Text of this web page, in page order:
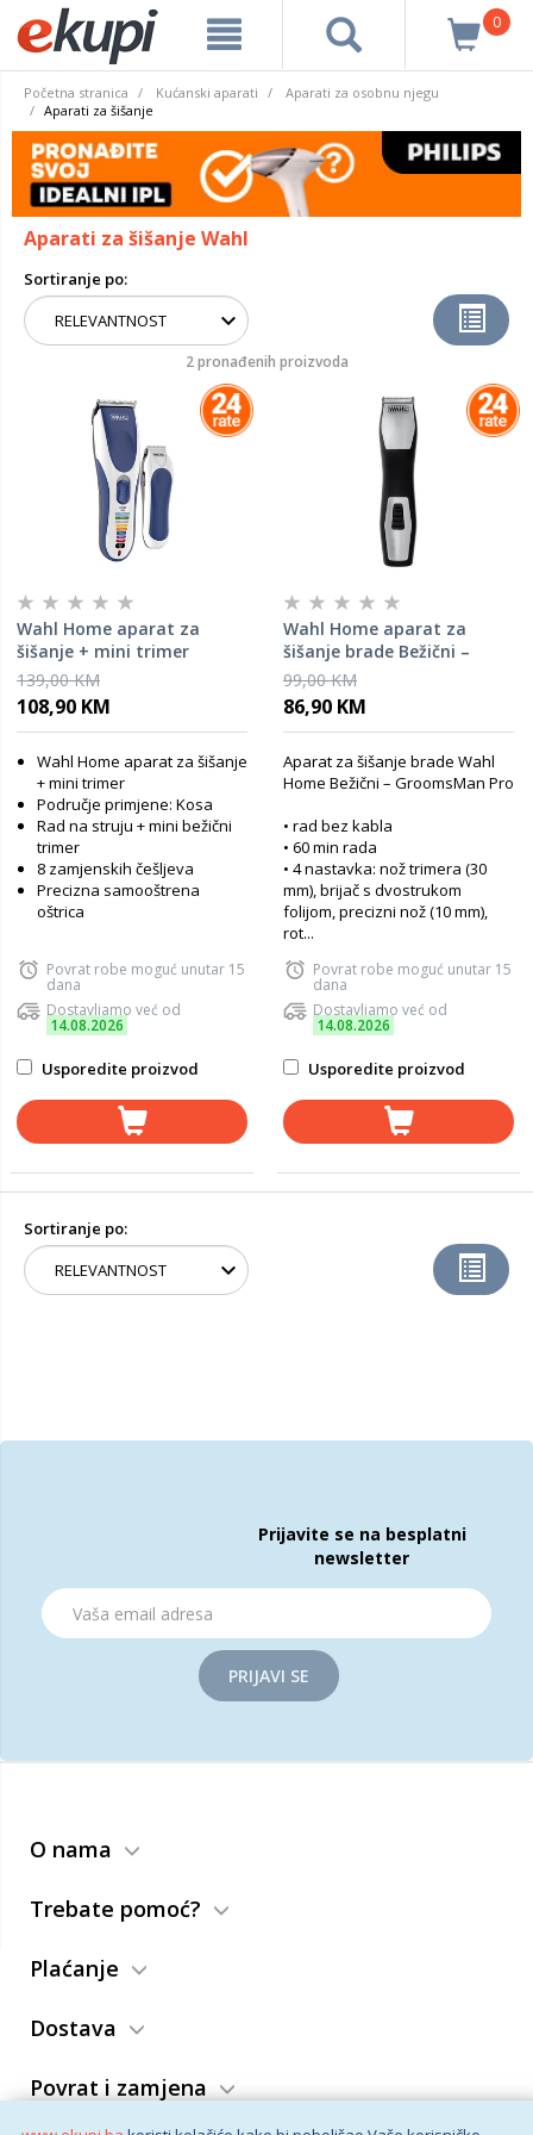
0
Početna stranica Kućanski aparati
Aparati za osobnu njegu
Aparati za šišanje
Aparati za šišanje Wahl
Sortiranje po:
2 pronađenih proizvoda
Wahl Home aparat za
šišanje + mini trimer
Bežični – Color Pro Combo
139,00 KM
108,90 KM
Wahl Home aparat za šišanje
+ mini trimer
Područje primjene: Kosa
Rad na struju + mini bežični
trimer
8 zamjenskih češljeva
Precizna samooštrena
oštrica
Povrat robe moguć unutar 15
dana
Dostavljamo već od
14.08.2026
Usporedite proizvod
Wahl Home aparat za
šišanje brade Bežični –
GroomsMan Pro
99,00 KM
86,90 KM
Aparat za šišanje brade Wahl
Home Bežični – GroomsMan Pro
• rad bez kabla
• 60 min rada
• 4 nastavka: nož trimera (30
mm), brijač s dvostrukom
folijom, precizni nož (10 mm),
rot...
Povrat robe moguć unutar 15
dana
Dostavljamo već od
14.08.2026
Usporedite proizvod
Sortiranje po:
Prijavite se na besplatni
newsletter
PRIJAVI SE
O nama
Trebate pomoć?
Plaćanje
Dostava
Povrat i zamjena